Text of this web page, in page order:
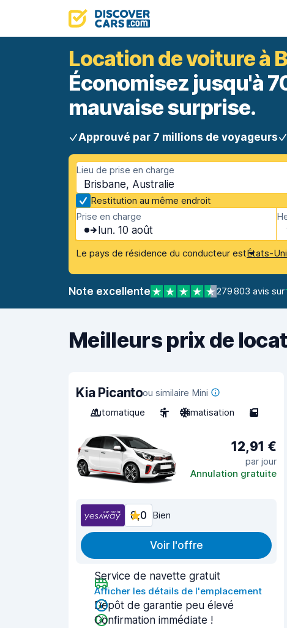
Location de voiture à
Économisez jusqu'à
mauvaise surprise.
Approuvé par 7 millions de voyageurs
Lieu de prise en charge
Brisbane, Australie
Restitution au même endroit
Prise en charge
lun. 10 août
Le pays de résidence du conducteur estÉtats-
Note excellente 279 803 avis sur
Meilleurs prix de
Kia Picantoou similaire Mini
Automatique
5 Climatisation 5
12,91 €
par jour
Annulation gratuite
8,0 Bien
Voir l'offre
Service de navette gratuit
Afficher les détails de l'emplacement
Dépôt de garantie peu élevé
Confirmation immédiate !